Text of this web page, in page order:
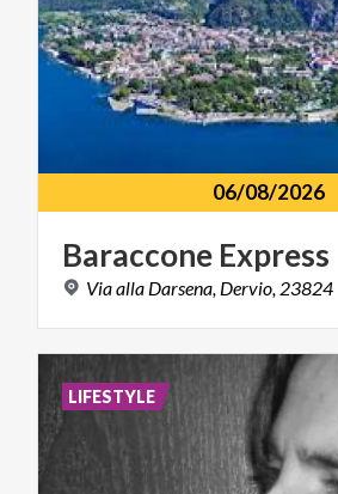
06/08/2026
Baraccone Express
Viaalla Darsena, Dervio, 23824
LIFESTYLE